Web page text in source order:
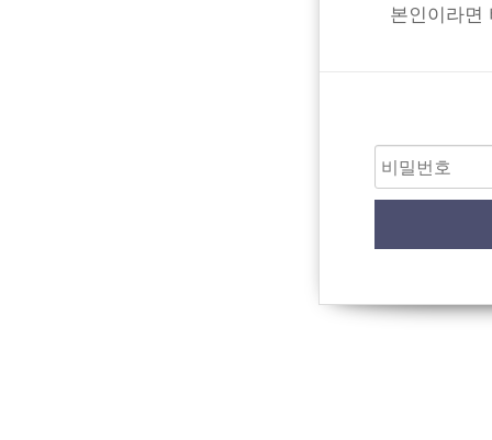
본인이라면